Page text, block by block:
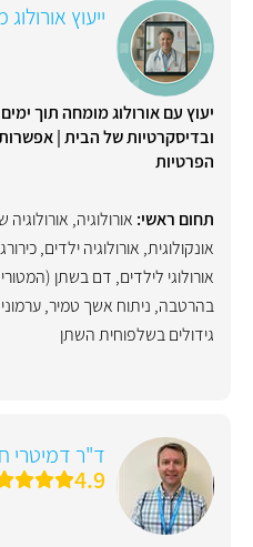
ייעוץ
יעוץ עם אורולוג מומחה תוך
ובדיסקרטיות של הבית |
הפרטיות
תחום ראשי: אורולוגיה,
אונקולוגית, אורולוגיה ילדים,
אורולוגי לילדים, דם בשתן
בהרטבה, ניתוח אשך טמיר,
גידולים בשלפוחית השתן
ד"ר דמיטרי
4.9